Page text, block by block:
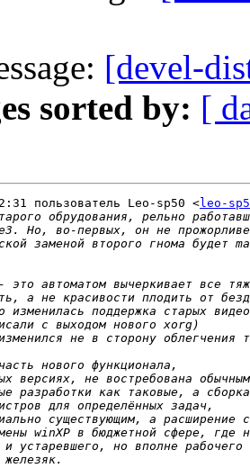
[devel-
sorted by: [
пользователь Leo-sp50 <leo-